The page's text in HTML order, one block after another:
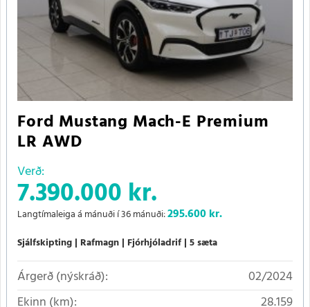
Ford Mustang Mach-E Premium
LR AWD
Verð:
7.390.000 kr.
Langtímaleiga á mánuði í 36 mánuði:295.600kr.
Sjálfskipting Rafmagn Fjórhjóladrif 5 sæta
Árgerð (nýskráð):
02/2024
Ekinn (km):
28.159